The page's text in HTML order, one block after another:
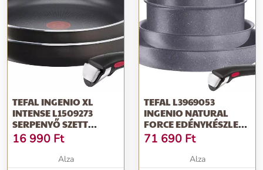
TEFAL INGENIO XL
INTENSE L1509273
SERPENYŐ SZETT
LEVEHETŐ NYÉLLEL, 24
ÉS 28 CM, 3 DB
16 990 Ft
Alza
TEFAL L3969053
INGENIO NATURAL
FORCE EDÉNYKÉSZLET,
5 DB
71 690 Ft
Alza